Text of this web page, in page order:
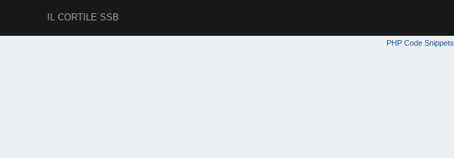
IL CORTILE SSB
PHP Code Snippets